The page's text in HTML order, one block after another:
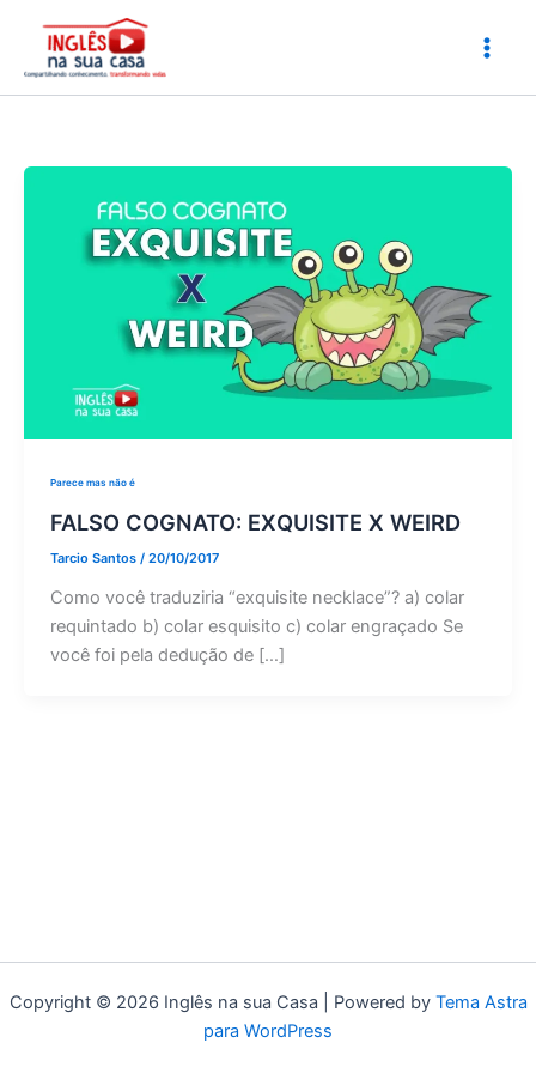
conteúdo
Parece mas não é
FALSO COGNATO: EXQUISITE X WEIRD
Tarcio Santos / 20/10/2017
Como você traduziria “exquisite necklace”? a) colar
requintado b) colar esquisito c) colar engraçado Se
você foi pela dedução de […]
Copyright © 2026 Inglês na sua Casa | Powered by Tema Astra
para WordPress